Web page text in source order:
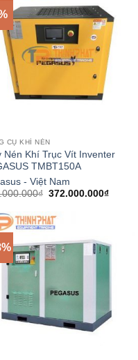
CỤ KHÍ NÉN
Nén Khí Trục Vít Inventer
TMBT150A
- Việt Nam
₫ Giá
390.000.000₫.
372.000.000₫Giá